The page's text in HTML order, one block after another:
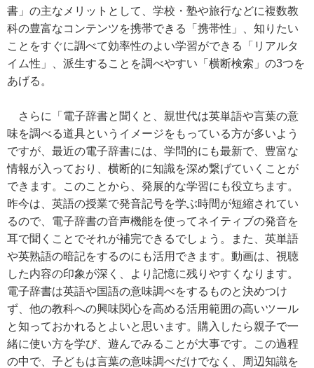
書」の主なメリットとして、学校・塾や旅行などに複数教
科の豊富なコンテンツを携帯できる「携帯性」、知りたい
ことをすぐに調べて効率性のよい学習ができる「リアルタ
イム性」、派生することを調べやすい「横断検索」の3つを
あげる。
さらに「電子辞書と聞くと、親世代は英単語や言葉の意
味を調べる道具というイメージをもっている方が多いよう
ですが、最近の電子辞書には、学問的にも最新で、豊富な
情報が入っており、横断的に知識を深め繋げていくことが
できます。このことから、発展的な学習にも役立ちます。
昨今は、英語の授業で発音記号を学ぶ時間が短縮されてい
るので、電子辞書の音声機能を使ってネイティブの発音を
耳で聞くことでそれが補完できるでしょう。また、英単語
や英熟語の暗記をするのにも活用できます。動画は、視聴
した内容の印象が深く、より記憶に残りやすくなります。
電子辞書は英語や国語の意味調べをするものと決めつけ
ず、他の教科への興味関心を高める活用範囲の高いツール
と知っておかれるとよいと思います。購入したら親子で一
緒に使い方を学び、遊んでみることが大事です。この過程
の中で、子どもは言葉の意味調べだけでなく、周辺知識を